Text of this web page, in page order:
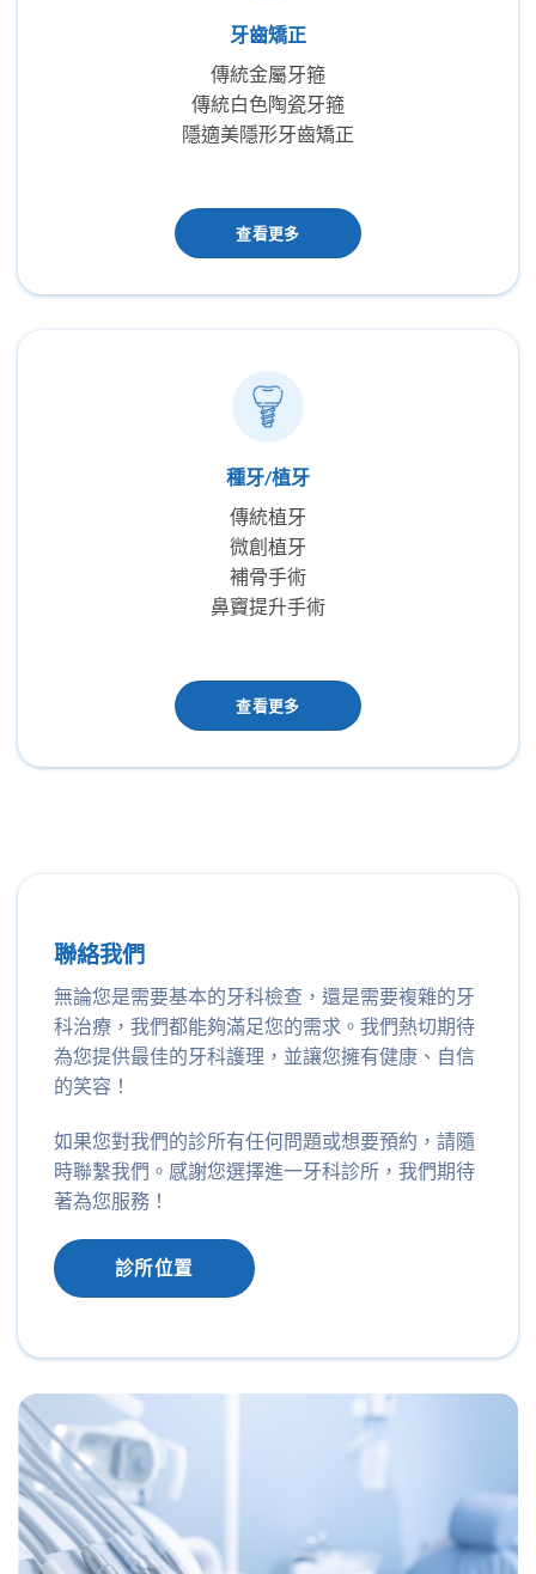
牙齒矯正
傳統金屬牙箍
傳統白色陶瓷牙箍
隱適美隱形牙齒矯正
查看更多
種牙/植牙
傳統植牙
微創植牙
補骨手術
鼻竇提升手術
查看更多
聯絡我們
無論您是需要基本的牙科檢查，還是需要複雜的牙
科治療，我們都能夠滿足您的需求。我們熱切期待
為您提供最佳的牙科護理，並讓您擁有健康、自信
的笑容！
如果您對我們的診所有任何問題或想要預約，請隨
時聯繫我們。感謝您選擇進一牙科診所，我們期待
著為您服務！
診所位置